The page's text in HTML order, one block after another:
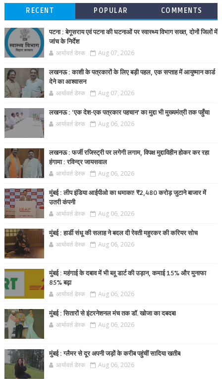
RECENT POPULAR COMMENTS
पटना : बेगूसराय एवं पटना की घटनाओं पर स्वास्थ्य विभाग सख्त, दोनों जिलों में
जांच के निर्देश
आर्यावर्त डेस्क Aug 07, 2026
लखनऊ : काशी के पत्रकारों के लिए बड़ी पहल, एक सप्ताह में आयुष्मान कार्ड
देने का आश्वासन
आर्यावर्त डेस्क Aug 07, 2026
लखनऊ : ‘एक देश-एक पत्रकार पहचान’ का मुद्दा भी मुख्यमंत्री तक पहुँचा
आर्यावर्त डेस्क Aug 06, 2026
लखनऊ : फर्जी रजिस्ट्री पर लगेगी लगाम, विपक्ष मुद्दाविहीन होकर कर रहा
हंगामा : रविन्द्र जायसवाल
आर्यावर्त डेस्क Aug 06, 2026
मुंबई : लीप इंडिया आईपीओ का धमाका! ₹2,480 करोड़ जुटाने बाजार में
उतरी कंपनी
आर्यावर्त डेस्क Aug 06, 2026
मुंबई : हार्डी संधू की सलाह ने बदल दी रेवती महुरकर की करियर सोच
आर्यावर्त डेस्क Aug 06, 2026
मुंबई : महंगाई के दबाव में भी ब्लू डार्ट की उड़ान, कमाई 15% और मुनाफा
85% बढ़ा
आर्यावर्त डेस्क Aug 06, 2026
मुंबई : सितारों से इंटरनेशनल मंच तक डॉ. खोजा का दबदबा
आर्यावर्त डेस्क Aug 06, 2026
मुंबई : ग्लैमर से दूर अपनी जड़ों के करीब पहुंचीं सादिया खतीब
आर्यावर्त डेस्क Aug 06, 2026